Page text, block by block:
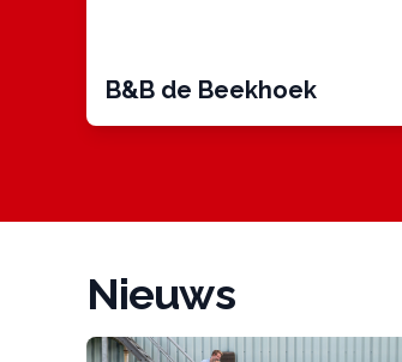
B&B de Beekhoek
Nieuws